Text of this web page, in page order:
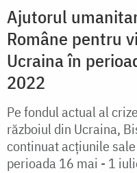
Ajutorul
Române pentru
Ucraina în
2022
Pe fondul actual al
războiul din Ucraina,
continuat acțiunile
perioada 16 mai - 1